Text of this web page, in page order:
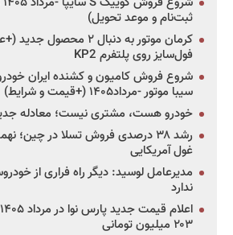
ثبت‌نام و موعد تحویل)
فول‌سایز روی پلتفرم KP2
شروع فروش کامیون و کشنده ایران
سیبا موتور -مرداد۱۴۰۵ (+قیمت و شرایط)
خودرو هست، مشتری نیست؛ معادله جدید
رشد ۳۸ درصدی فروش تسلا در چین؛
غول آمریکایی
مدیرعامل لوسید: دیگر راه فراری از
ندارد
۲۰۳ میلیون تومانی